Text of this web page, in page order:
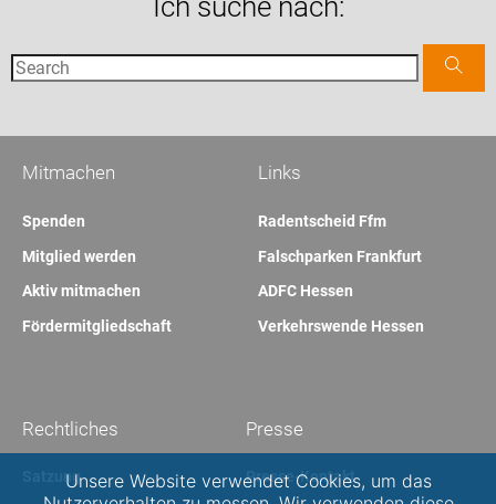
Links
Radentscheid Ffm
Falschparken Frankfurt
ADFC Hessen
Verkehrswende Hessen
Mitmachen
Spenden
Mitglied werden
Aktiv mitmachen
Fördermitgliedschaft
Presse
Presse-Kontakt
Rechtliches
SatzungUnsere Website verwendet Cookies, um das